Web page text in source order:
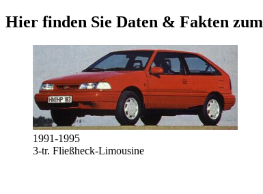
Hier finden Sie Daten & Fakten zum
1991-1995
3-tr. Fließheck-Limousine